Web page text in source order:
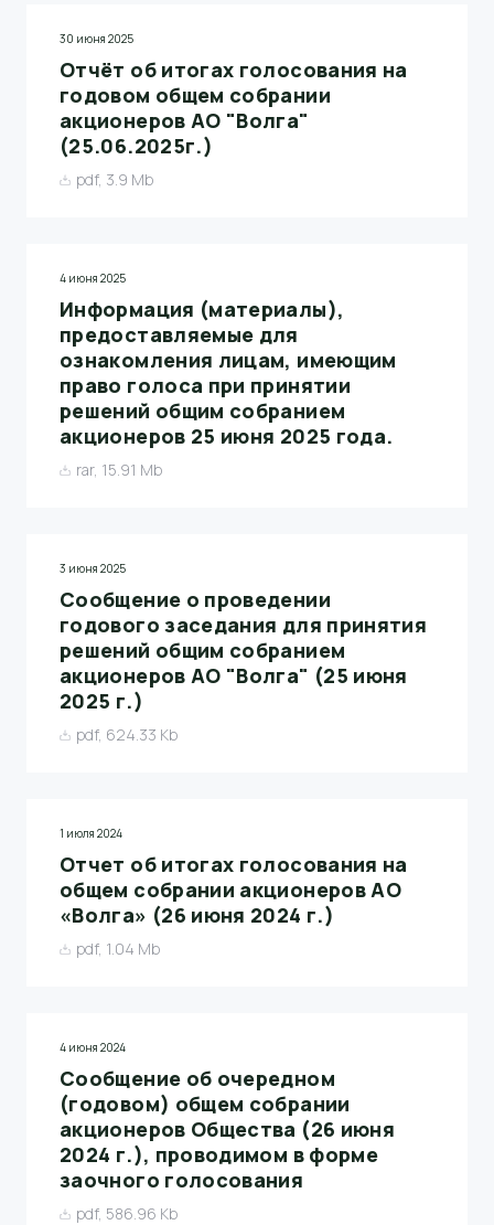
30 июня 2025
Отчёт об итогах голосования на
годовом общем собрании
акционеров АО "Волга"
(25.06.2025г.)
pdf, 3.9 Mb
4 июня 2025
Информация (материалы),
предоставляемые для
ознакомления лицам, имеющим
право голоса при принятии
решений общим собранием
акционеров 25 июня 2025 года.
rar, 15.91 Mb
3 июня 2025
Сообщение о проведении
годового заседания для принятия
решений общим собранием
акционеров АО "Волга" (25 июня
2025 г.)
pdf, 624.33 Kb
1 июля 2024
Отчет об итогах голосования на
общем собрании акционеров АО
«Волга» (26 июня 2024 г.)
pdf, 1.04 Mb
4 июня 2024
Сообщение об очередном
(годовом) общем собрании
акционеров Общества (26 июня
2024 г.), проводимом в форме
заочного голосования
pdf, 586.96 Kb